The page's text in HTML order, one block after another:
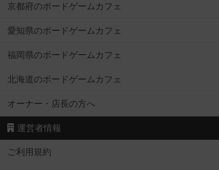
京都府のボードゲームカフェ
愛知県のボードゲームカフェ
福岡県のボードゲームカフェ
北海道のボードゲームカフェ
オーナー・店長の方へ
運営者情報
ご利用規約